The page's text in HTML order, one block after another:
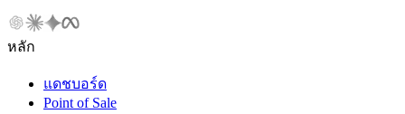
หลัก
แดชบอร์ด
Point of Sale